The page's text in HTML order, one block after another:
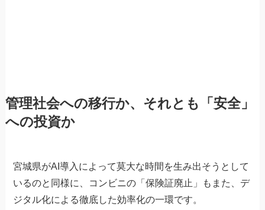
管理社会への移行か、それとも「安全」
への投資か
宮城県がAI導入によって莫大な時間を生み出そうとして
いるのと同様に、コンビニの「保険証廃止」もまた、デ
ジタル化による徹底した効率化の一環です。